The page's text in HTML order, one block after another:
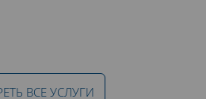
ВСЕ УСЛУГИ